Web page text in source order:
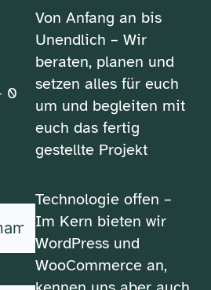
0
Von Anfang an bis
Unendlich – Wir
beraten, planen und
setzen alles für euch
um und begleiten mit
euch das fertig
gestellte Projekt
Technologie offen –
Im Kern bieten wir
WordPress und
WooCommerce an,